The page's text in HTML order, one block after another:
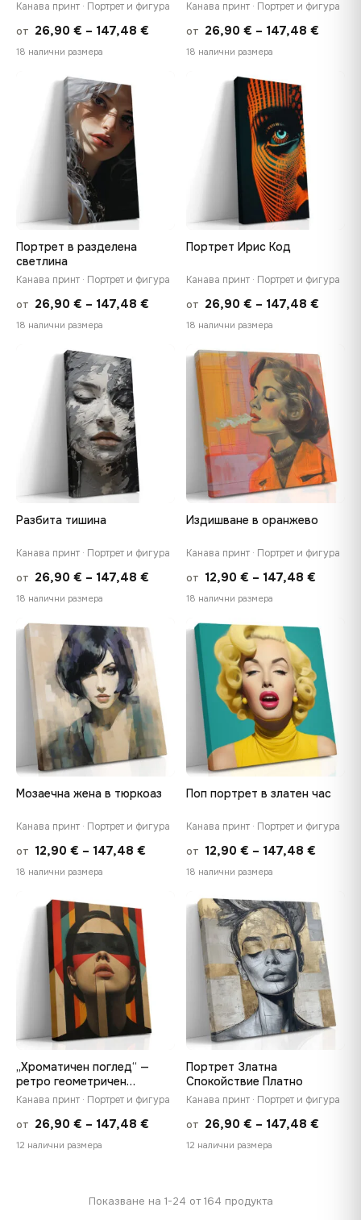
Канава принт · Портрет и фигура
от 26,90 € – 147,48 €
range:
18 налични размера
Канава принт · Портрет и фигура
от 26,90 € – 147,48 €
18 налични размера
Портрет в разделена
светлина
Канава принт · Портрет и фигура
от 26,90 € – 147,48 €
range:
through
147,48 €
18 налични размера
Портрет Ирис Код
Канава принт · Портрет и фигура
от 26,90 € – 147,48 €
18 налични размера
Разбита тишина
Канава принт · Портрет и фигура
от 26,90 € – 147,48 €
range:
through
147,48 €
18 налични размера
♡
Издишване в оранжево
Канава принт · Портрет и фигура
от 12,90 € – 147,48 €
18 налични размера
♡
Мозаечна жена в тюркоаз
Канава принт · Портрет и фигура
от 12,90 € – 147,48 €
through
18 налични размера
♡
Поп портрет в златен час
Канава принт · Портрет и фигура
от 12,90 € – 147,48 €
147,48
18 налични размера
♡
„Хроматичен поглед“ —
ретро геометричен
портрет, отпечатан върху
Канава принт · Портрет и фигура
от 26,90 € – 147,48 €
range:
147,48 €
12 налични размера
♡
Портрет Златна
Спокойствие Платно
Канава принт · Портрет и фигура
от 26,90 € – 147,48 €
12 налични размера
Показване на 1-24 от 164 продукта